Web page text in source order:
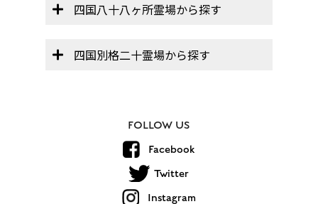
四国八十八ヶ所霊場から探す
四国別格二十霊場から探す
FOLLOW US
Facebook
Twitter
Instagram